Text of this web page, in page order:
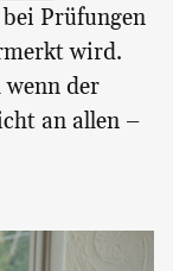
Prüfungen
wird.
der
an allen –